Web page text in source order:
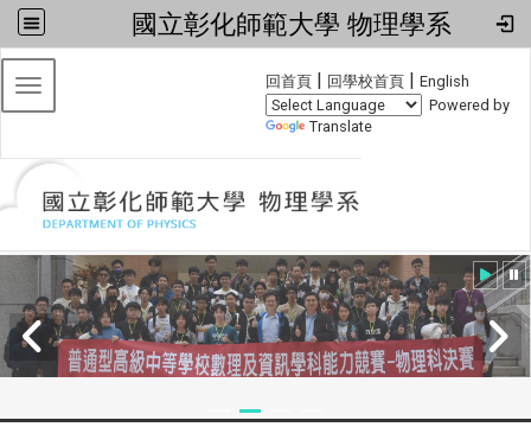
國立彰化師範大學 物理學系
回首頁 | 回學校首頁 | English
Powered by
Translate
Toggle navigation